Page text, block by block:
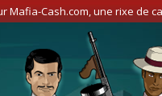
Mafia-Cash.com, une rixe de